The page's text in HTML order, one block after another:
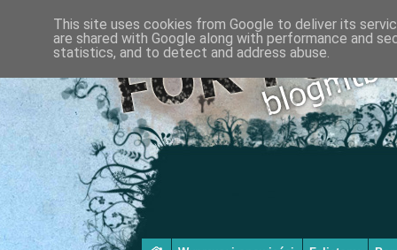
This site uses cookies from Google to deliver its
are shared with Google along with performance and
statistics, and to detect and address abuse.